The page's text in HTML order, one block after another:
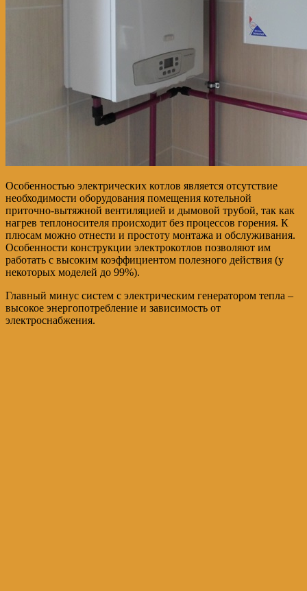
Особенностью электрических котлов является отсутствие
необходимости оборудования помещения котельной
приточно-вытяжной вентиляцией и дымовой трубой, так как
нагрев теплоносителя происходит без процессов горения. К
плюсам можно отнести и простоту монтажа и обслуживания.
Особенности конструкции электрокотлов позволяют им
работать с высоким коэффициентом полезного действия (у
некоторых моделей до 99%).
Главный минус систем с электрическим генератором тепла –
высокое энергопотребление и зависимость от
электроснабжения.